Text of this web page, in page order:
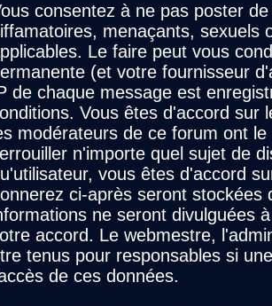
consentez à ne pas poster
menaçants, sexuels
Le faire peut vous
(et votre fournisseur
de chaque message est
Vous êtes d'accord sur
modérateurs de ce forum ont
n'importe quel sujet de
vous êtes d'accord
ci-après seront stockées
ne seront divulguées
accord. Le webmestre,
tenus pour responsables si
de ces données.